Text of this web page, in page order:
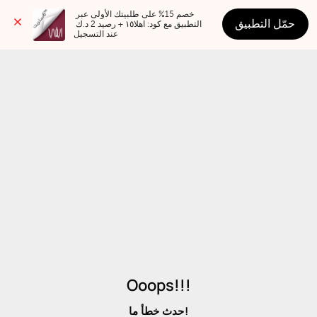
عند التسجيل
حمّل التطبيق
Ooops!!!
حدث خطأ ما!